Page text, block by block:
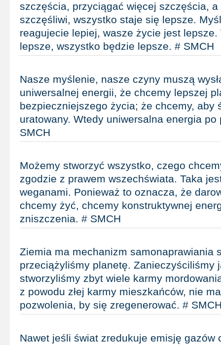
szczęścia, przyciągać więcej szczęścia,
szczęśliwi, wszystko staje się lepsze.
reagujecie lepiej, wasze życie jest
lepsze, wszystko będzie lepsze. # SMCH
Nasze myślenie, nasze czyny muszą
uniwersalnej energii, że chcemy lepszej
bezpieczniejszego życia; że chcemy, aby
uratowany. Wtedy uniwersalna energia po
SMCH
Możemy stworzyć wszystko, czego
zgodzie z prawem wszechświata. Taka
weganami. Ponieważ to oznacza, że
chcemy żyć, chcemy konstruktywnej
zniszczenia. # SMCH
Ziemia ma mechanizm samonaprawiania
przeciążyliśmy planetę. Zanieczyściliśmy
stworzyliśmy zbyt wiele karmy
z powodu złej karmy mieszkańców, nie
pozwolenia, by się zregenerować. #
Nawet jeśli świat zredukuje emisję gazów